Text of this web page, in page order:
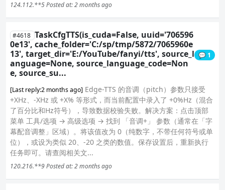
124.112.**5Posted at: 2 months ago
#4618 TaskCfgTTS(is_cuda=False, uuid='706596
0e13', cache_folder='C:/sp/tmp/5872/7065960e
13', target_dir='E:/YouTube/fanyi/tts', source_l
anguage=None, source_language_code=Non
e, source_su...
💬 1
[Last reply:2 months ago] Edge-TTS 的音调（pitch）参数只接受
+XHz、-XHz 或 +X% 等形式，而当前配置中录入了 +0%Hz（混合
了百分比和Hz符号），导致数据校验失败。解决方案：点击顶部
菜单 工具/选项 → 高级选项 → 找到 「音调+」 参数（通常在「字
幕配音调整」区域）。将该值改为 0（纯数字，不带任何符号或单
位），或设为类似 20、-20 之类的数值。保存设置后，重新执行
任务即可。请查阅相关文...
120.216.**9Posted at: 2 months ago